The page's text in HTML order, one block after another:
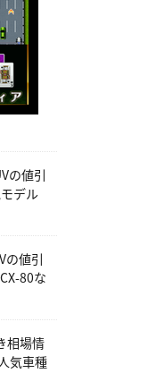
の値引
デル
の値引
80な
相場情
気車種